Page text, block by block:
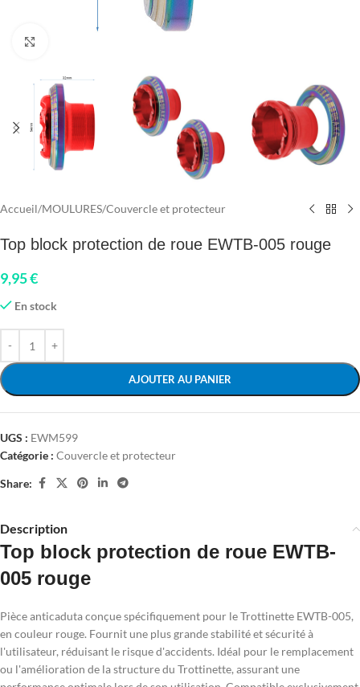
Accueil/MOULURES/Couvercle et protecteur
Top block protection de roue EWTB-005 rouge
9,95€
En stock
AJOUTER AU PANIER
UGS : EWM599
Catégorie : Couvercle et protecteur
Share:
Description
Top block protection de roue EWTB-
005 rouge
Pièce anticaduta conçue spécifiquement pour le Trottinette EWTB-005,
en couleur rouge. Fournit une plus grande stabilité et sécurité à
l'utilisateur, réduisant le risque d'accidents. Idéal pour le remplacement
ou l'amélioration de la structure du Trottinette, assurant une